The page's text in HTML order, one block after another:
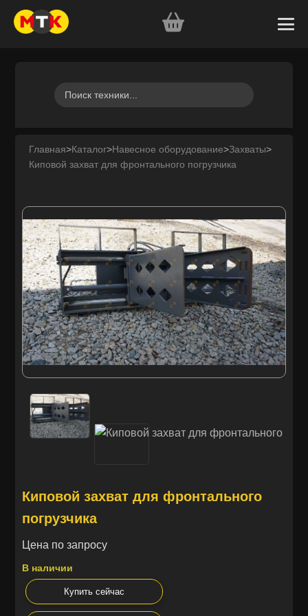
Главная>Каталог>Навесное оборудование>Захваты>
Киповой захват для фронтального погрузчика
Киповой захват для фронтального
погрузчика
Цена по запросу
В наличии
Купить сейчас